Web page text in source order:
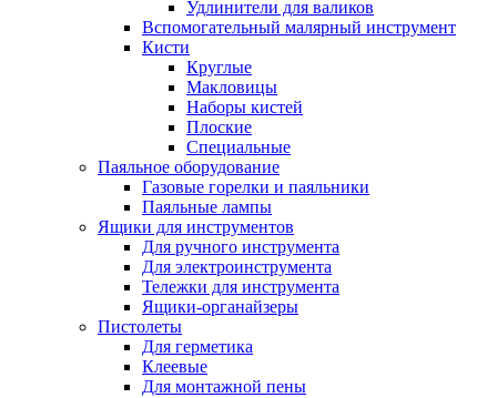
Удлинители для валиков
Вспомогательный малярный инструмент
Кисти
Круглые
Макловицы
Наборы кистей
Плоские
Специальные
Паяльное оборудование
Газовые горелки и паяльники
Паяльные лампы
Ящики для инструментов
Для ручного инструмента
Для электроинструмента
Тележки для инструмента
Ящики-органайзеры
Пистолеты
Для герметика
Клеевые
Для монтажной пены